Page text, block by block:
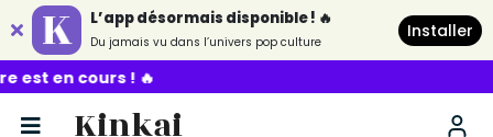
L’app désormais disponible ! 🔥
Du jamais vu dans l’univers pop culture
Installer
Kinkai